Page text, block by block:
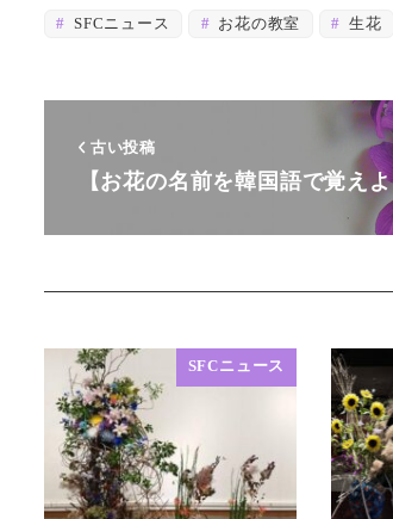
SFCニュース お花の教室 生花
古い投稿
【お花の名前を韓国語で覚え
SFCニュース